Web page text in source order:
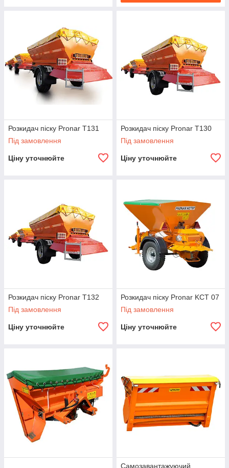
Розкидач піску Pronar T131
Під замовлення
Ціну уточнюйте
Розкидач піску Pronar T130
Під замовлення
Ціну уточнюйте
Розкидач піску Pronar T132
Під замовлення
Ціну уточнюйте
Розкидач піску Pronar KCT 07
Під замовлення
Ціну уточнюйте
Самозавантажуючий